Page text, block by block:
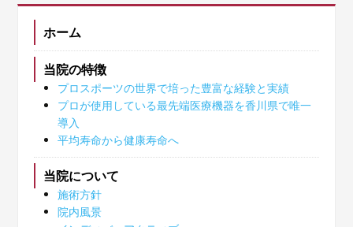
ホーム
当院の特徴
プロスポーツの世界で培った豊富な経験と実績
プロが使用している最先端医療機器を香川県で唯一
導入
平均寿命から健康寿命へ
当院について
施術方針
院内風景